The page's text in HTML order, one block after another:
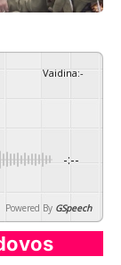
Vaidina:-
-:--
Powered By GSpeech